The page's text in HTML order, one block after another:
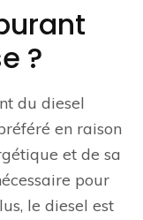
?
du diesel
en raison
et de sa
pour
le diesel est